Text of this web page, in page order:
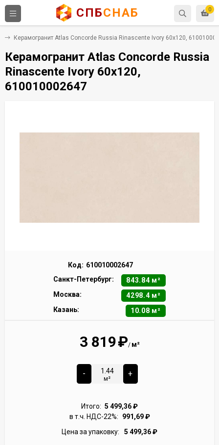
0
СПБСНАБ
Керамогранит Atlas Concorde Russia Rinascente Ivory 60x120,
Керамогранит Atlas Concorde Russia
Rinascente Ivory 60x120,
610010002647
Код: 610010002647
Санкт-Петербург:
843.84 м²
Москва:
4298.4 м²
Казань:
10.08 м²
3 819₽/ м²
-
м²
+
Итого: 5 499,36₽
в т.ч. НДС-22%:
991,69₽
Цена за упаковку:
5 499,36₽